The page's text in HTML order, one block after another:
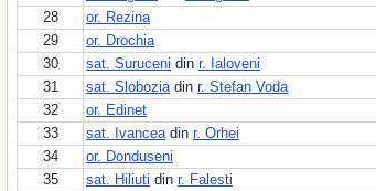
28
or. Rezina
29
or. Drochia
30
sat. Suruceni din r. Ialoveni
31
sat. Sloboziadin r. Stefan Voda
32
or. Edinet
33
sat. Ivanceadin r. Orhei
34
or. Donduseni
35
sat. Hiliuti din r. Falesti